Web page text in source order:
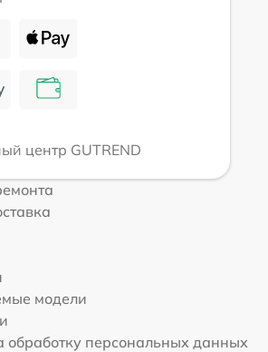
центр GUTREND
модели
обработку персональных данных